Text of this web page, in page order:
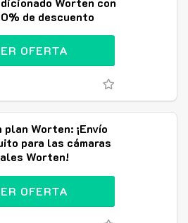
de descuento
OFERTA
plan Worten: ¡Envío
para las cámaras
Worten!
OFERTA